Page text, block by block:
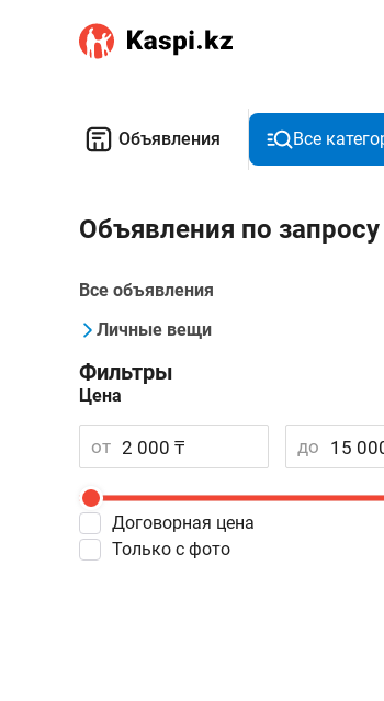
Объявления Все
Объявления по
Все объявления
Личные вещи
Фильтры
Цена
от до
Договорная цена
Только с фото